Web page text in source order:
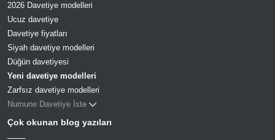
2026 Davetiye modelleri
Ucuz davetiye
Davetiye fiyatları
Siyah davetiye modelleri
Düğün davetiyesi
Yeni davetiye modelleri
Zarfsız davetiye modelleri
Numune Davetiye İste
Çok okunan blog yazıları